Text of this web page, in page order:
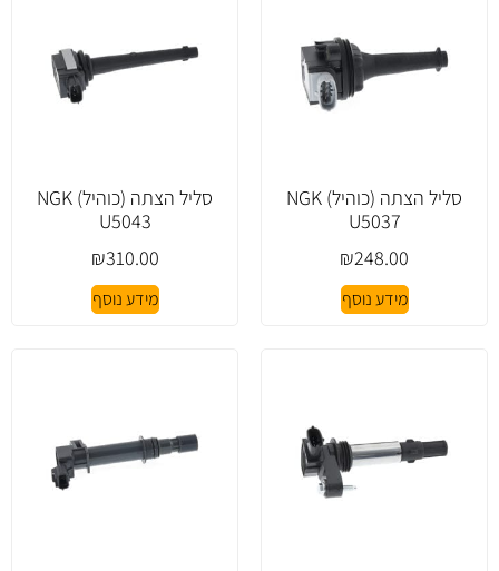
סליל הצתה (כוהיל) NGK
U5037
₪248.00
מידע נוסף
סליל הצתה (כוהיל) NGK
U5043
₪310.00
מידע נוסף